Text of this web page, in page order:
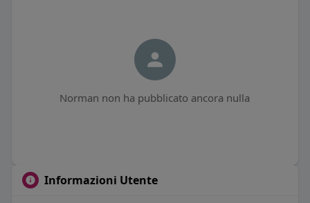
Norman non ha pubblicato ancora nulla
Informazioni Utente